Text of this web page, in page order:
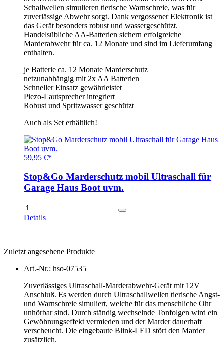
Schallwellen simulieren tierische Warnschreie, was für
zuverlässige Abwehr sorgt. Dank vergossener Elektronik ist
das Gerät besonders robust und wassergeschützt.
Handelsübliche AA-Batterien sichern erfolgreiche
Marderabwehr für ca. 12 Monate und sind im Lieferumfang
enthalten.
je Batterie ca. 12 Monate Marderschutz
netzunabhängig mit 2x AA Batterien
Schneller Einsatz gewährleistet
Piezo-Lautsprecher integriert
Robust und Spritzwasser geschützt
Auch als Set erhältlich!
59,95 €*
Stop&Go Marderschutz mobil Ultraschall für
Garage Haus Boot uvm.
Details
Zuletzt angesehene Produkte
Art.-Nr.: hso-07535
Zuverlässiges Ultraschall-Marderabwehr-Gerät mit 12V
Anschluß. Es werden durch Ultraschallwellen tierische Angst-
und Warnschreie simuliert, welche für das menschliche Ohr
unhörbar sind. Durch ständig wechselnde Tonfolgen wird ein
Gewöhnungseffekt vermieden und der Marder dauerhaft
verscheucht. Die eingebaute Blink-LED stört den Marder
zusätzlich.